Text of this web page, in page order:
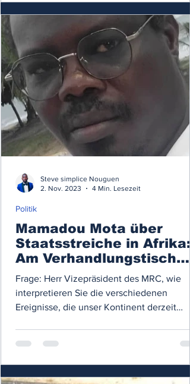
Mamadou Mota über
Staatsstreiche in
Am Verhandlungstisch
gibt es kein
Blutvergießen»
Frage: Herr Vizepräsident des MRC, wie
interpretieren Sie die verschiedenen
Ereignisse, die unser Kontinent derzeit
Politik
Steve simplice Nouguen
2. Nov. 2023
4 Min. Lesezeit